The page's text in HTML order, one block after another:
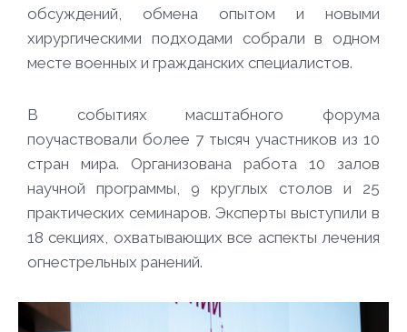
обсуждений, обмена опытом и новыми
хирургическими подходами собрали в одном
месте военных и гражданских специалистов.
В событиях масштабного форума
поучаствовали более 7 тысяч участников из 10
стран мира. Организована работа 10 залов
научной программы, 9 круглых столов и 25
практических семинаров. Эксперты выступили в
18 секциях, охватывающих все аспекты лечения
огнестрельных ранений.